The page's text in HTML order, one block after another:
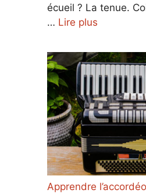
écueil ? La tenue.
… Lire plus
Apprendre